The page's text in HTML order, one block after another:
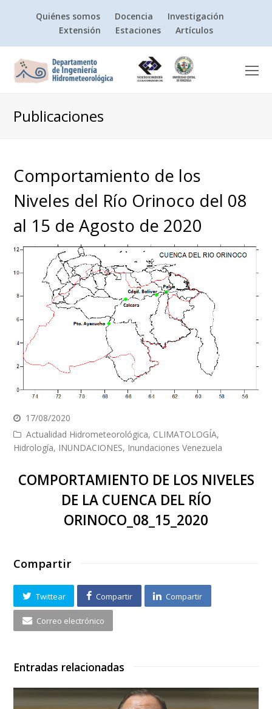
Quiénes somos Docencia
Investigación
Extensión
Estaciones Artículos
Publicaciones
Comportamiento de los
Niveles del Río Orinoco del 08
al 15 de Agosto de 2020
17/08/2020
Actualidad Hidrometeorológica, CLIMATOLOGÍA,
Hidrología, INUNDACIONES, Inundaciones Venezuela
COMPORTAMIENTO DE LOS NIVELES
DE LA CUENCA DEL RÍO
ORINOCO_08_15_2020
Compartir
Twittear Compartir Compartir
Correo electrónico
Entradas relacionadas